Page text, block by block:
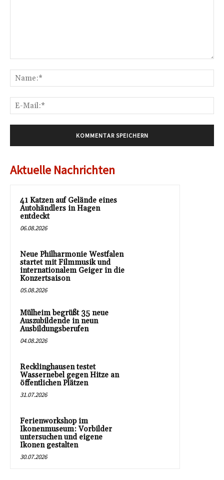
Aktuelle Nachrichten
41 Katzen auf Gelände eines
Autohändlers in Hagen
entdeckt
06.08.2026
Neue Philharmonie Westfalen
startet mit Filmmusik und
internationalem Geiger in die
Konzertsaison
05.08.2026
Mülheim begrüßt 35 neue
Auszubildende in neun
Ausbildungsberufen
04.08.2026
Recklinghausen testet
Wassernebel gegen Hitze an
öffentlichen Plätzen
31.07.2026
Ferienworkshop im
Ikonenmuseum: Vorbilder
untersuchen und eigene
Ikonen gestalten
30.07.2026